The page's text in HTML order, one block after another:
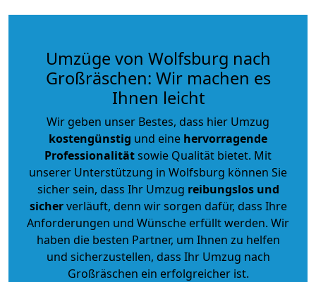
Umzüge von Wolfsburg nach
Großräschen: Wir machen es
Ihnen leicht
Wir geben unser Bestes, dass hier Umzug
kostengünstig und eine hervorragende
Professionalitätsowie Qualität bietet. Mit
unserer Unterstützung in Wolfsburg können Sie
sicher sein, dass Ihr Umzug reibungslos und
sicherverläuft, denn wir sorgen dafür, dass Ihre
Anforderungen und Wünsche erfüllt werden. Wir
haben die besten Partner, um Ihnen zu helfen
und sicherzustellen, dass Ihr Umzug nach
Großräschen ein erfolgreicher ist.